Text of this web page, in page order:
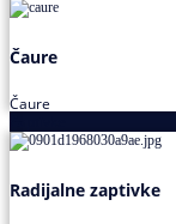
Čaure
Čaure
Radijalne zaptivke